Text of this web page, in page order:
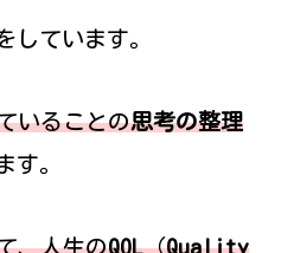
しています。
いることの思考の整理
す。
、人生のQOL（Quality